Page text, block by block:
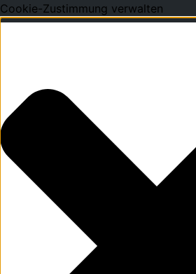
Cookie-Zustimmung verwalten